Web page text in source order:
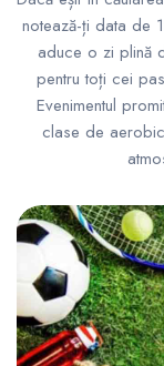
notează-ți data de
aduce o zi plină
pentru toți cei
Evenimentul
clase de